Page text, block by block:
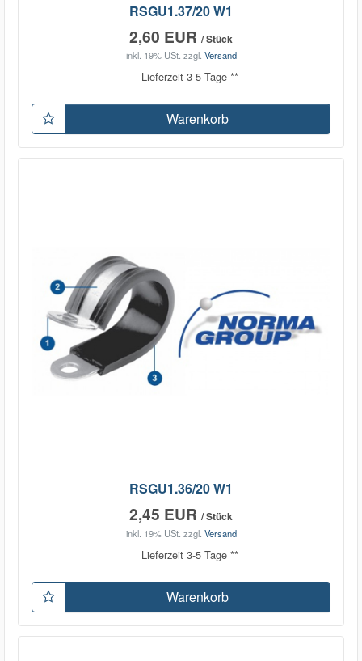
RSGU1.37/20 W1
2,60 EUR / Stück
inkl. 19% USt. zzgl. Versand
Lieferzeit 3-5 Tage **
Warenkorb
RSGU1.36/20 W1
2,45 EUR / Stück
inkl. 19% USt. zzgl. Versand
Lieferzeit 3-5 Tage **
Warenkorb